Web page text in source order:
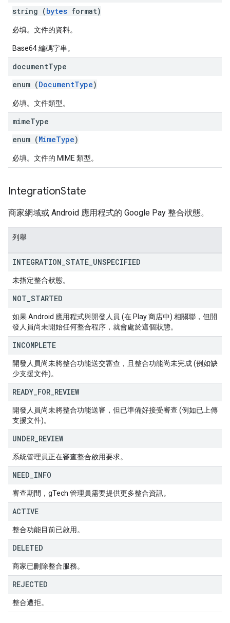
string (bytes format)
必填。文件的資料。
Base64 編碼字串。
documentType
enum (DocumentType)
必填。文件類型。
mimeType
enum (MimeType)
必填。文件的 MIME 類型。
IntegrationState
商家網域或 Android 應用程式的 Google Pay 整合狀態。
列舉
INTEGRATION STATE UNSPECIFIED
未指定整合狀態。
NOT STARTED
如果 Android 應用程式與開發人員 (在 Play 商店中) 相關聯，但開
發人員尚未開始任何整合程序，就會處於這個狀態。
INCOMPLETE
開發人員尚未將整合功能送交審查，且整合功能尚未完成 (例如缺
少支援文件)。
READY FOR REVIEW
開發人員尚未將整合功能送審，但已準備好接受審查 (例如已上傳
支援文件)。
UNDER REVIEW
系統管理員正在審查整合啟用要求。
NEED INFO
審查期間，gTech 管理員需要提供更多整合資訊。
ACTIVE
整合功能目前已啟用。
DELETED
商家已刪除整合服務。
REJECTED
整合遭拒。